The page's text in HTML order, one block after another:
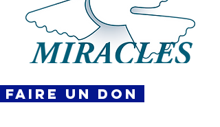
FAIRE UN DON